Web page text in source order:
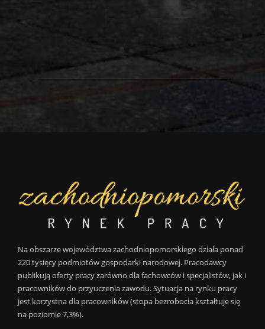
Na obszarze województwa zachodniopomorskiego działa ponad
220 tysięcy podmiotów gospodarki narodowej. Pracodawcy
publikują oferty pracy zarówno dla fachowców i specjalistów, jak i
pracowników do przyuczenia zawodu. Sytuacja na rynku pracy
jest korzystna dla pracowników (stopa bezrobocia kształtuje się
na poziomie 7,3%).